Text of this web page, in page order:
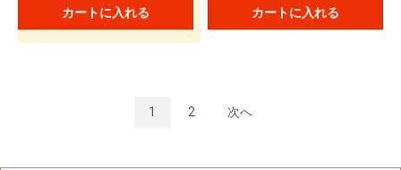
カートに入れる カートに入れる
1 2 次へ